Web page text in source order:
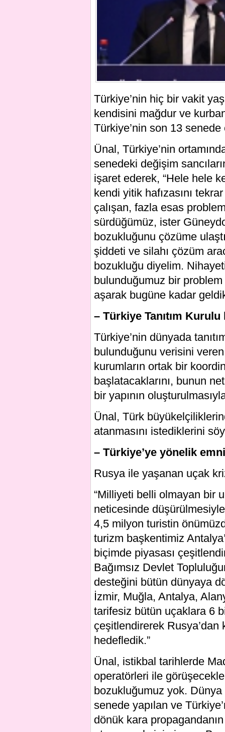
Türkiye’nin hiç bir vakit
kendisini mağdur ve
Türkiye’nin son 13 senede
Ünal, Türkiye’nin
senedeki değişim
işaret ederek, “Hele hele
kendi yitik hafızasını
çalışan, fazla esas
sürdüğümüz, ister
bozukluğunu çözüme
şiddeti ve silahı çözüm
bozukluğu diyelim.
bulunduğumuz bir
aşarak bugüne kadar
– Türkiye Tanıtım Kurulu
Türkiye’nin dünyada
bulunduğunu verisini veren
kurumların ortak bir
başlatacaklarını, bunun
bir yapının
Ünal, Türk
atanmasını istediklerini
– Türkiye’ye yönelik
Rusya ile yaşanan uçak
“Milliyeti belli olmayan bir
neticesinde
4,5 milyon turistin
turizm başkentimiz
biçimde piyasası
Bağımsız Devlet
desteğini bütün dünyaya
İzmir, Muğla, Antalya,
tarifesiz bütün uçaklara 6
çeşitlendirerek Rusya’dan
hedefledik.”
Ünal, istikbal tarihlerde
operatörleri ile
bozukluğumuz yok.
senede yapılan ve
dönük kara